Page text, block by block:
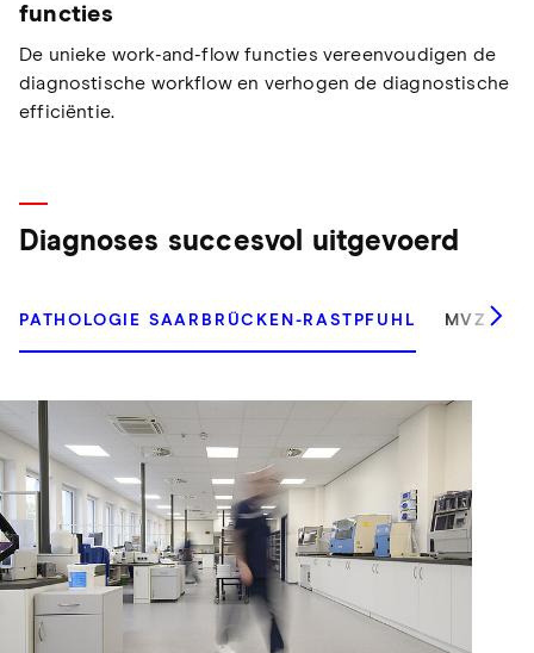
functies
De unieke work-and-flow functies vereenvoudigen de
diagnostische workflow en verhogen de diagnostische
efficiëntie.
Diagnoses succesvol uitgevoerd
PATHOLOGIE SAARBRÜCKEN-RASTPFUHL MVZ